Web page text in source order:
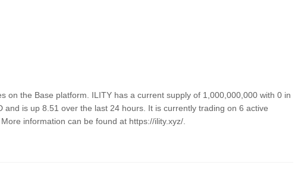
on the Base platform. ILITY has a current supply of 1,000,000,000 with 0 in
is up 8.51 over the last 24 hours. It is currently trading on 6 active
information can be found at https://ility.xyz/.